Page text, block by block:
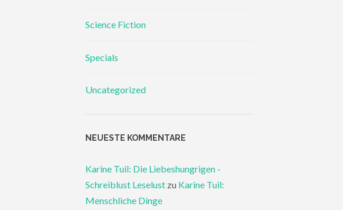
Science Fiction
Specials
Uncategorized
NEUESTE KOMMENTARE
Karine Tuil: Die Liebeshungrigen -
Schreiblust Leselust zu Karine Tuil:
Menschliche Dinge